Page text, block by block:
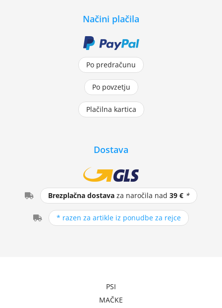
Načini plačila
Po predračunu
Po povzetju
Plačilna kartica
Dostava
Brezplačna dostava za naročila nad39 € *
* razen za artikle iz ponudbe za rejce
PSI
MAČKE